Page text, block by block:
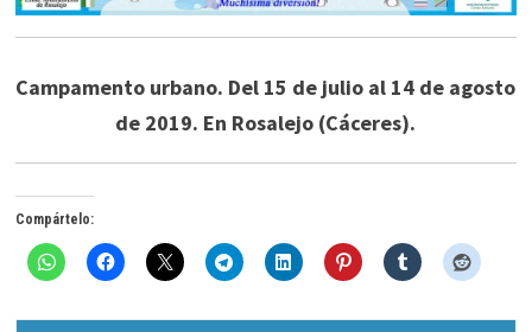
Campamento urbano. Del 15 de julio al 14 de agosto
de 2019. En Rosalejo (Cáceres).
Compártelo: